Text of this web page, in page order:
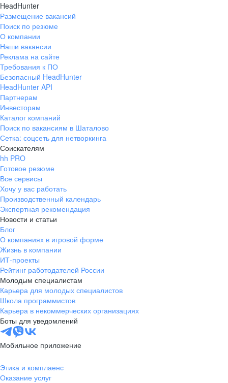
HeadHunter
Размещение вакансий
Поиск по резюме
О компании
Наши вакансии
Реклама на сайте
Требования к ПО
Безопасный HeadHunter
HeadHunter API
Партнерам
Инвесторам
Каталог компаний
Поиск по вакансиям в Шаталово
Сетка: соцсеть для нетворкинга
Соискателям
hh PRO
Готовое резюме
Все сервисы
Хочу у вас работать
Производственный календарь
Экспертная рекомендация
Новости и статьи
Блог
О компаниях в игровой форме
Жизнь в компании
ИТ-проекты
Рейтинг работодателей России
Молодым специалистам
Карьера для молодых специалистов
Школа программистов
Карьера в некоммерческих организациях
Боты для уведомлений
Мобильное приложение
Этика и комплаенс
Оказание услуг